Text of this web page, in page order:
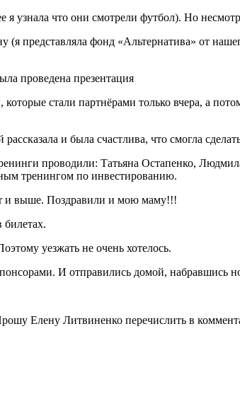
узнала что они смотрели футбол). Но
представляла фонд «Альтернатива» от
проведена презентация
стали партнёрами только вчера, а
и была счастлива, что смогла
проводили: Татьяна Остапенко,
тренингом по инвестированию.
и выше. Поздравили и мою маму!!!
уезжать не очень хотелось.
И отправились домой, набравшись
Елену Литвиненко перечислить в